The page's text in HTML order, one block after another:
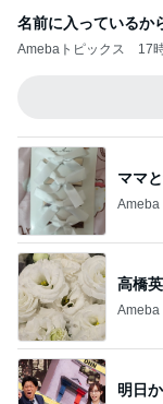
高橋
Ameba
明日
Ameba
現地